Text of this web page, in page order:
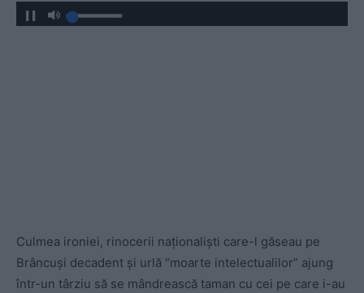
Culmea ironiei, rinocerii naționaliști care-l găseau pe
Brâncuși decadent și urlă “moarte intelectualilor” ajung
într-un târziu să se mândrească taman cu cei pe care i-au